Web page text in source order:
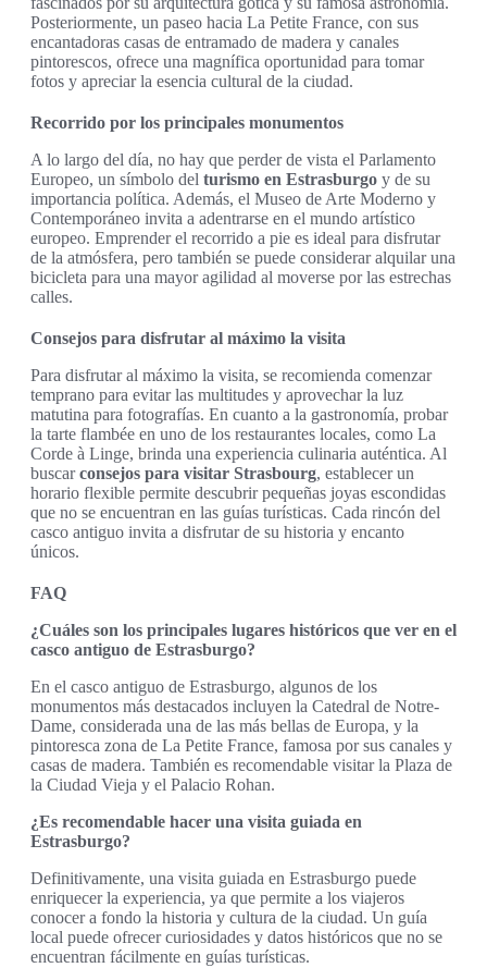
Posteriormente, un paseo hacia La Petite France, con sus
encantadoras casas de entramado de madera y canales
pintorescos, ofrece una magnífica oportunidad para tomar
fotos y apreciar la esencia cultural de la ciudad.
Recorrido por los principales monumentos
A lo largo del día, no hay que perder de vista el Parlamento
Europeo, un símbolo del turismo en Estrasburgo y de su
importancia política. Además, el Museo de Arte Moderno y
Contemporáneo invita a adentrarse en el mundo artístico
europeo. Emprender el recorrido a pie es ideal para disfrutar
de la atmósfera, pero también se puede considerar alquilar una
bicicleta para una mayor agilidad al moverse por las estrechas
calles.
Consejos para disfrutar al máximo la visita
Para disfrutar al máximo la visita, se recomienda comenzar
temprano para evitar las multitudes y aprovechar la luz
matutina para fotografías. En cuanto a la gastronomía, probar
la tarte flambée en uno de los restaurantes locales, como La
Corde à Linge, brinda una experiencia culinaria auténtica. Al
buscarconsejos para visitar Strasbourg, establecer un
horario flexible permite descubrir pequeñas joyas escondidas
que no se encuentran en las guías turísticas. Cada rincón del
casco antiguo invita a disfrutar de su historia y encanto
únicos.
FAQ
¿Cuáles son los principales lugares históricos que ver en el
casco antiguo de Estrasburgo?
En el casco antiguo de Estrasburgo, algunos de los
monumentos más destacados incluyen la Catedral de Notre-
Dame, considerada una de las más bellas de Europa, y la
pintoresca zona de La Petite France, famosa por sus canales y
casas de madera. También es recomendable visitar la Plaza de
la Ciudad Vieja y el Palacio Rohan.
¿Es recomendable hacer una visita guiada en
Estrasburgo?
Definitivamente, una visita guiada en Estrasburgo puede
enriquecer la experiencia, ya que permite a los viajeros
conocer a fondo la historia y cultura de la ciudad. Un guía
local puede ofrecer curiosidades y datos históricos que no se
encuentran fácilmente en guías turísticas.